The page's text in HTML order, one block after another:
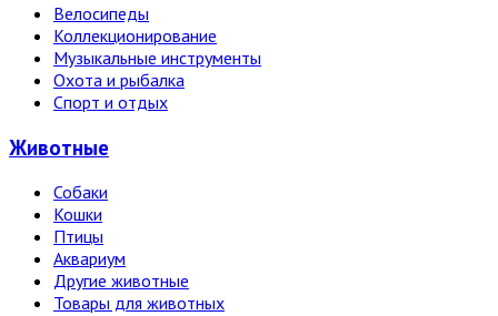
Велосипеды
Коллекционирование
Музыкальные инструменты
Охота и рыбалка
Спорт и отдых
Животные
Собаки
Кошки
Птицы
Аквариум
Другие животные
Товары для животных